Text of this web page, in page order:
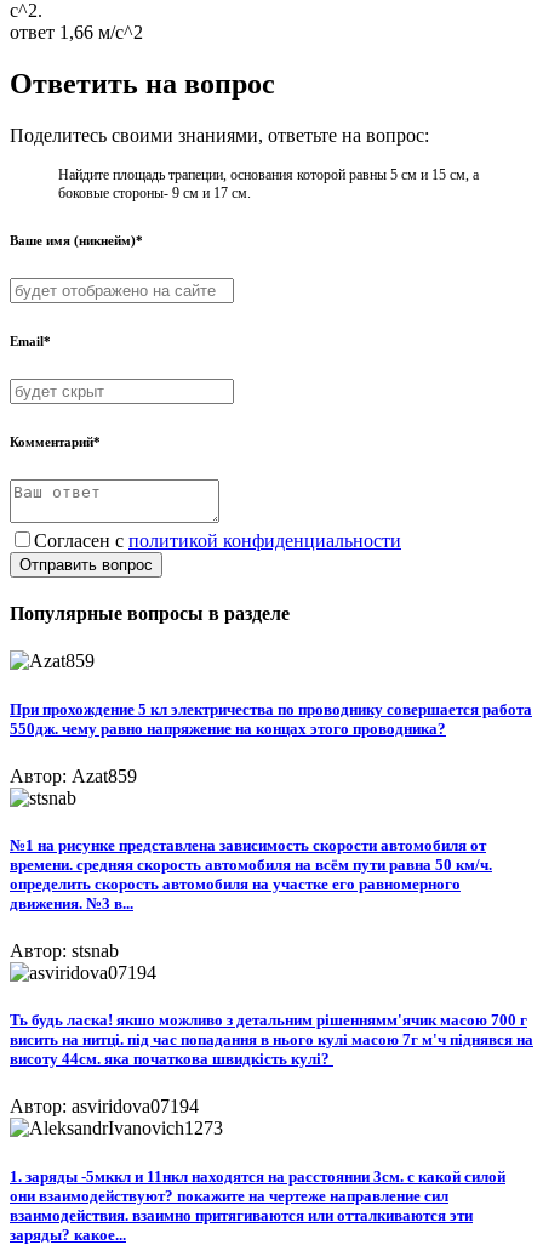
с^2.
ответ 1,66 м/с^2
Ответить на вопрос
Поделитесь своими знаниями, ответьте на вопрос:
Найдите площадь трапеции, основания которой равны 5 см и 15 см, а
боковые стороны- 9 см и 17 см.
Ваше имя (никнейм)*
Email*
Комментарий*
Согласен с политикой конфиденциальности
Отправить вопрос
Популярные вопросы в разделе
При прохождение 5 кл электричества по проводнику совершается работа
550дж. чему равно напряжение на концах этого проводника?
Автор: Azat859
№1 на рисунке представлена зависимость скорости автомобиля от
времени. средняя скорость автомобиля на всём пути равна 50 км/ч.
определить скорость автомобиля на участке его равномерного
движения. №3 в...
Автор: stsnab
Ть будь ласка! якшо можливо з детальним рішеннямм'ячик масою 700 г
висить на нитці. під час попадання в нього кулі масою 7г м'ч піднявся на
висоту 44см. яка початкова швидкість кулі? ​
Автор: asviridova07194
1. заряды -5мккл и 11нкл находятся на расстоянии 3см. с какой силой
они взаимодействуют? покажите на чертеже направление сил
взаимодействия. взаимно притягиваются или отталкиваются эти
заряды? какое...